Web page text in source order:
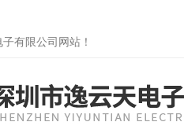
有限公司网站 ！